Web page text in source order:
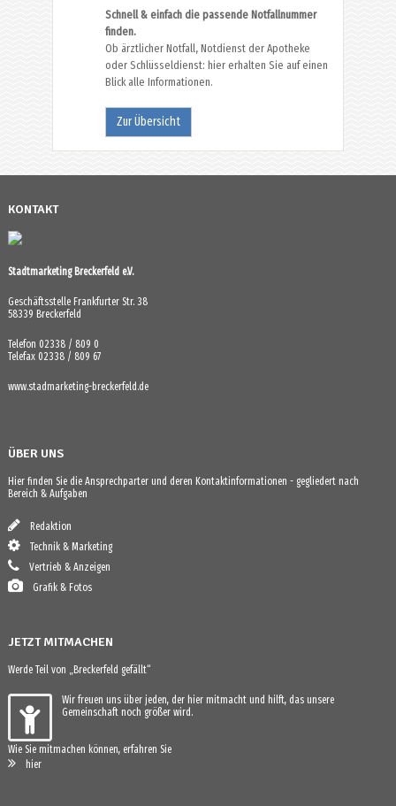
Schnell & einfach die passende Notfallnummer
finden.
Ob ärztlicher Notfall, Notdienst der Apotheke
oder Schlüsseldienst: hier erhalten Sie auf einen
Blick alle Informationen.
Zur Übersicht
KONTAKT
Stadtmarketing Breckerfeld e.V.
Geschäftsstelle Frankfurter Str. 38
58339 Breckerfeld
Telefon 02338 / 809 0
Telefax 02338 / 809 67
www.stadmarketing-breckerfeld.de
ÜBER UNS
Hier finden Sie die Ansprechparter und deren Kontaktinformationen - gegliedert nach
Bereich & Aufgaben
Redaktion
Technik & Marketing
Vertrieb & Anzeigen
Grafik & Fotos
JETZT MITMACHEN
Werde Teil von „Breckerfeld gefällt“
Wir freuen uns über jeden, der hier mitmacht und hilft, das unsere
Gemeinschaft noch größer wird.
Wie Sie mitmachen können, erfahren Sie
hier